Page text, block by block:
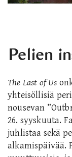
Pelien
The Last of Us
yhteisöllisiä
nousevan
26. syyskuuta.
juhlistaa sekä
alkamispäivää.